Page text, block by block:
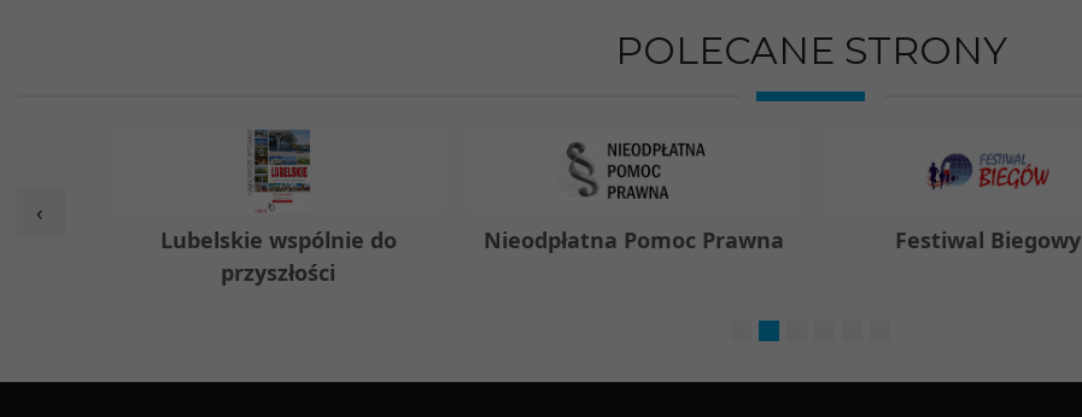
POLECANE STRONY
Lubelskie wspólnie do
przyszłości
Nieodpłatna Pomoc Prawna Festiwal Biegowy
‹